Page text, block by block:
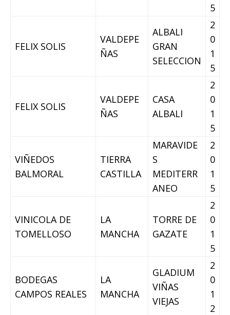
5
FELIX SOLIS
VALDEPE
ÑAS
ALBALI
GRAN
SELECCION
2
0
1
5
FELIX SOLIS
VALDEPE
ÑAS
CASA
ALBALI
2
0
1
5
VIÑEDOS
BALMORAL
TIERRA
CASTILLA
MARAVIDE
S
MEDITERR
ANEO
2
0
1
5
VINICOLA DE
TOMELLOSO
LA
MANCHA
TORRE DE
GAZATE
2
0
1
5
BODEGAS
CAMPOS REALES
LA
MANCHA
GLADIUM
VIÑAS
VIEJAS
2
0
1
2